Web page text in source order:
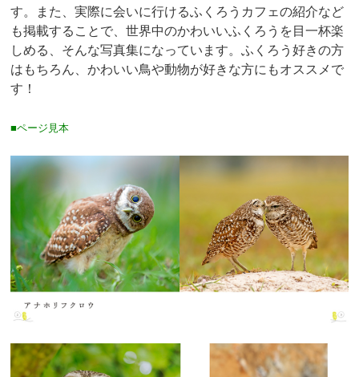
す。また、実際に会いに行けるふくろうカフェの紹介など
も掲載することで、世界中のかわいいふくろうを目一杯楽
しめる、そんな写真集になっています。ふくろう好きの方
はもちろん、かわいい鳥や動物が好きな方にもオススメで
す！
■ページ見本